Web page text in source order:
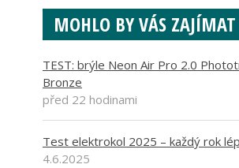
MOHLO BY VÁS ZAJÍMAT
TEST: brýle Neon Air Pro 2.0
Bronze
před 22 hodinami
Test elektrokol 2025 – každý rok
4.6.2025